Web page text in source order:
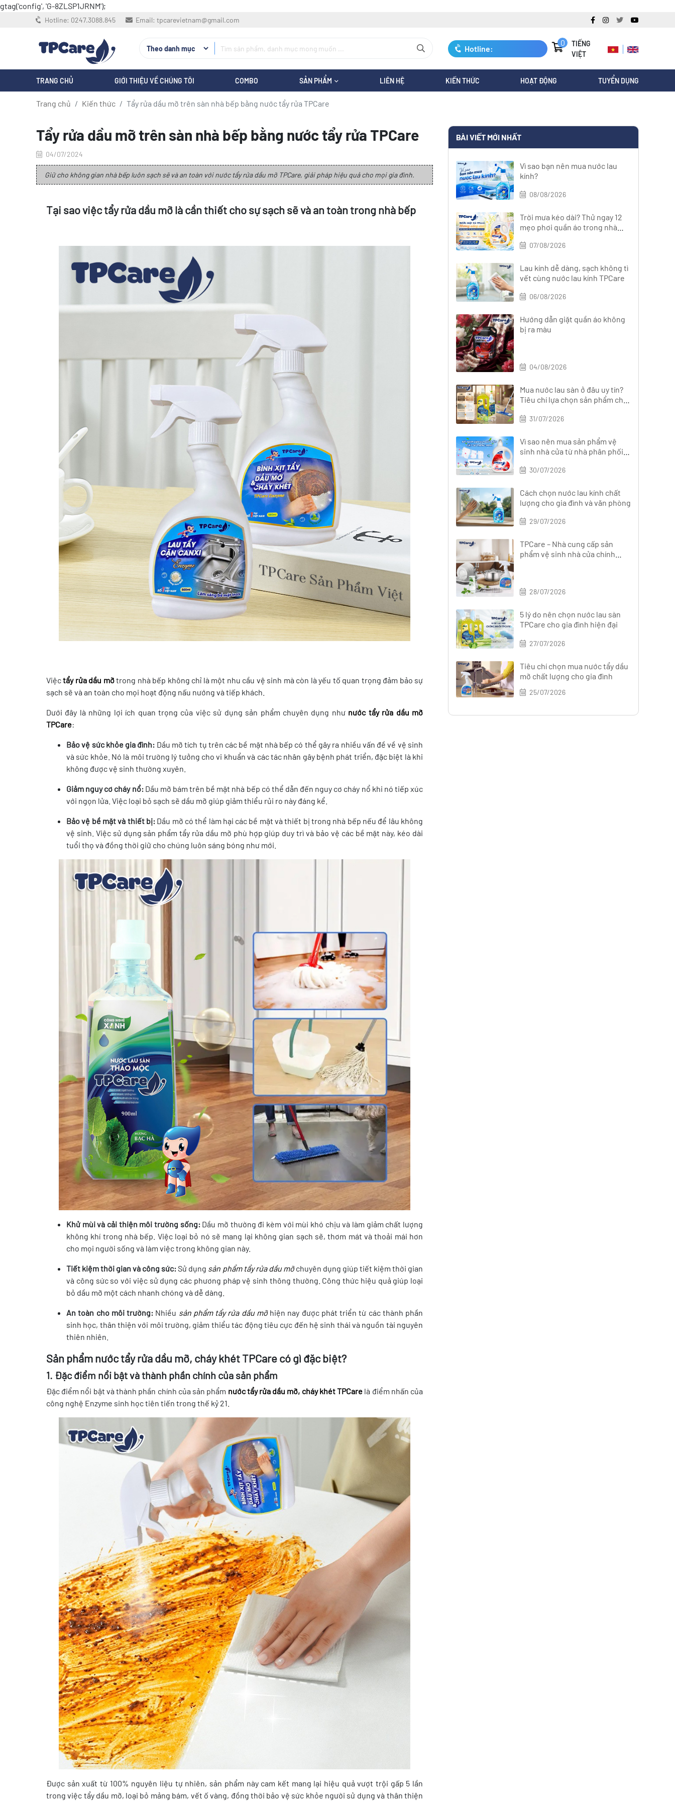
gtag('config', 'G-8ZLSP1JRNM');
Hotline: 0247.3088.845 Email: tpcarevietnam@gmail.com
Hotline:
0247.3088.845
0
TIẾNG
VIỆT
TRANG CHỦ GIỚI THIỆU VỀ CHÚNG TÔI COMBO SẢN PHẨM LIÊN HỆ KIẾN THỨC HOẠT ĐỘNG TUYỂN DỤNG
Trang chủ Kiến thức Tẩy rửa dầu mỡ trên sàn nhà bếp bằng nước tẩy rửa TPCare
Tẩy rửa dầu mỡ trên sàn nhà bếp bằng nước tẩy rửa TPCare
04/07/2024
Giữ cho không gian nhà bếp luôn sạch sẽ và an toàn với nước tẩy rửa dầu mỡ TPCare, giải pháp hiệu quả cho mọi gia đình.
Tại sao việc tẩy rửa dầu mỡ là cần thiết cho sự sạch sẽ và an toàn trong nhà bếp
Việctẩy rửa dầu mỡtrong nhà bếp không chỉ là một nhu cầu vệ sinh mà còn là yếu tố quan trọng đảm bảo sự
sạch sẽ và an toàn cho mọi hoạt động nấu nướng và tiếp khách.
Dưới đây là những lợi ích quan trọng của việc sử dụng sản phẩm chuyên dụng như nước tẩy rửa dầu mỡ
TPCare:
Bảo vệ sức khỏe gia đình: Dầu mỡ tích tụ trên các bề mặt nhà bếp có thể gây ra nhiều vấn đề về vệ sinh
và sức khỏe. Nó là môi trường lý tưởng cho vi khuẩn và các tác nhân gây bệnh phát triển, đặc biệt là khi
không được vệ sinh thường xuyên.
Giảm nguy cơ cháy nổ:Dầu mỡ bám trên bề mặt nhà bếp có thể dẫn đến nguy cơ cháy nổ khi nó tiếp xúc
với ngọn lửa. Việc loại bỏ sạch sẽ dầu mỡ giúp giảm thiểu rủi ro này đáng kể.
Bảo vệ bề mặt và thiết bị:Dầu mỡ có thể làm hại các bề mặt và thiết bị trong nhà bếp nếu để lâu không
vệ sinh. Việc sử dụng sản phẩm tẩy rửa dầu mỡ phù hợp giúp duy trì và bảo vệ các bề mặt này, kéo dài
tuổi thọ và đồng thời giữ cho chúng luôn sáng bóng như mới.
Khử mùi và cải thiện môi trường sống:Dầu mỡ thường đi kèm với mùi khó chịu và làm giảm chất lượng
không khí trong nhà bếp. Việc loại bỏ nó sẽ mang lại không gian sạch sẽ, thơm mát và thoải mái hơn
cho mọi người sống và làm việc trong không gian này.
Tiết kiệm thời gian và công sức:Sử dụng sản phẩm tẩy rửa dầu mỡ chuyên dụng giúp tiết kiệm thời gian
và công sức so với việc sử dụng các phương pháp vệ sinh thông thường. Công thức hiệu quả giúp loại
bỏ dầu mỡ một cách nhanh chóng và dễ dàng.
An toàn cho môi trường: Nhiều sản phẩm tẩy rửa dầu mỡhiện nay được phát triển từ các thành phần
sinh học, thân thiện với môi trường, giảm thiểu tác động tiêu cực đến hệ sinh thái và nguồn tài nguyên
thiên nhiên.
Sản phẩm nước tẩy rửa dầu mỡ, cháy khét TPCare có gì đặc biệt?
1. Đặc điểm nổi bật và thành phần chính của sản phẩm
Đặc điểm nổi bật và thành phần chính của sản phẩm nước tẩy rửa dầu mỡ, cháy khét TPCare là điểm nhấn của
công nghệ Enzyme sinh học tiên tiến trong thế kỷ 21.
Được sản xuất từ 100% nguyên liệu tự nhiên, sản phẩm này cam kết mang lại hiệu quả vượt trội gấp 5 lần
trong việc tẩy dầu mỡ, loại bỏ mảng bám, vết ố vàng, đồng thời bảo vệ sức khỏe người sử dụng và thân thiện
BÀI VIẾT MỚI NHẤT
Vì sao bạn nên mua nước lau
kính?
08/08/2026
Trời mưa kéo dài? Thử ngay 12
mẹo phơi quần áo trong nhà
07/08/2026
Lau kính dễ dàng, sạch không tì
vết cùng nước lau kính TPCare
06/08/2026
Hướng dẫn giặt quần áo không
bị ra màu
04/08/2026
Mua nước lau sàn ở đâu uy tín?
Tiêu chí lựa chọn sản phẩm chất
31/07/2026
Vì sao nên mua sản phẩm vệ
sinh nhà cửa từ nhà phân phối
30/07/2026
Cách chọn nước lau kính chất
lượng cho gia đình và văn phòng
29/07/2026
TPCare – Nhà cung cấp sản
phẩm vệ sinh nhà cửa chính
28/07/2026
5 lý do nên chọn nước lau sàn
TPCare cho gia đình hiện đại
27/07/2026
Tiêu chí chọn mua nước tẩy dầu
mỡ chất lượng cho gia đình
25/07/2026